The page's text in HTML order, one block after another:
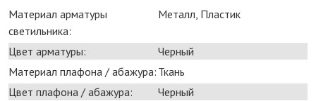
Материал арматуры
светильника:
Металл, Пластик
Цвет арматуры:
Черный
Материал плафона / абажура: Ткань
Цвет плафона / абажура:
Черный